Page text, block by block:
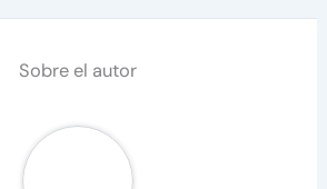
Sobre el autor